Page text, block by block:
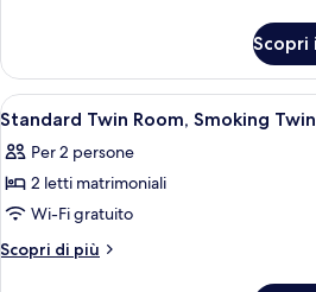
Non-
smoking
Single
Room
Non-
Scopri
Apri
tutte
le
foto
per
Standard
1
Standard Twin Room, Smoking
Per 2 persone
2 letti matrimoniali
Wi-Fi gratuito
Scopri di più
Altri